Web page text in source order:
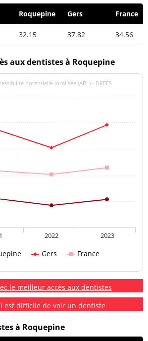
Roquepine Gers France
32.15 37.82 34.56
aux dentistes à Roquepine
potentielle localisée (APL) - DREES
Gers France
2022 2023
le meilleur accès aux dentistes
est difficile de voir un dentiste
à Roquepine